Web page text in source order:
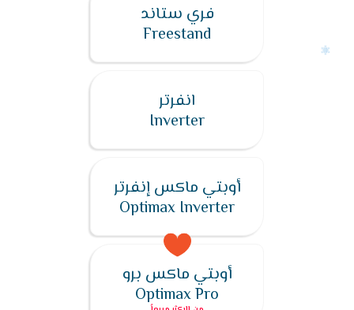
فري ستاند
Freestand
انفرتر
Inverter
أوبتي ماكس إنفرتر
Optimax Inverter
أوبتي ماكس برو
Optimax Pro